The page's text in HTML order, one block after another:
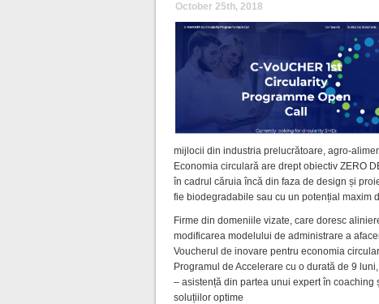
October 25th, 2018
mijlocii din industria prelucrătoare, agro-
Economia circulară are drept obiectiv ZERO
în cadrul căruia încă din faza de design și
fie biodegradabile sau cu un potențial maxim
Firme din domeniile vizate, care doresc
modificarea modelului de administrare a
Voucherul de inovare pentru economia
Programul de Accelerare cu o durată de 9
– asistență din partea unui expert în coaching
soluțiilor optime